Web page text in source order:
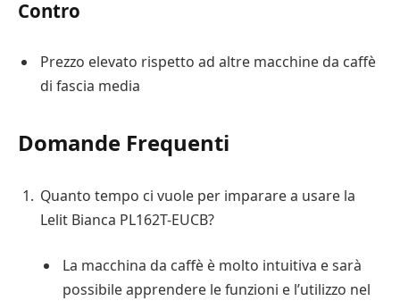
Contro
Prezzo elevato rispetto ad altre macchine da caffè
di fascia media
Domande Frequenti
Quanto tempo ci vuole per imparare a usare la
Lelit Bianca PL162T-EUCB?
La macchina da caffè è molto intuitiva e sarà
possibile apprendere le funzioni e l’utilizzo nel